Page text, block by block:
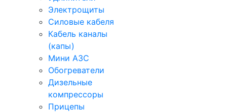
Электрощиты
Силовые кабеля
Кабель каналы
(капы)
Мини АЗС
Обогреватели
Дизельные
компрессоры
Прицепы